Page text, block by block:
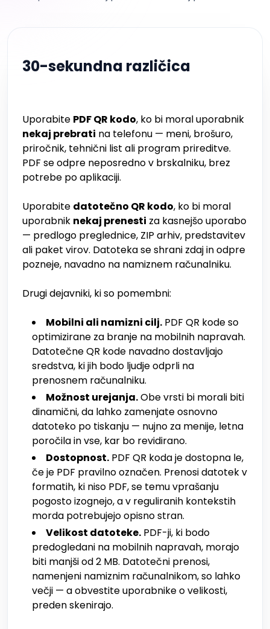
30-sekundna različica
Uporabite PDF QR kodo, ko bi moral uporabnik
nekaj prebrati na telefonu — meni, brošuro,
priročnik, tehnični list ali program prireditve.
PDF se odpre neposredno v brskalniku, brez
potrebe po aplikaciji.
Uporabite datotečno QR kodo, ko bi moral
uporabnik nekaj prenesti za kasnejšo uporabo
— predlogo preglednice, ZIP arhiv, predstavitev
ali paket virov. Datoteka se shrani zdaj in odpre
pozneje, navadno na namiznem računalniku.
Drugi dejavniki, ki so pomembni:
Mobilni ali namizni cilj. PDF QR kode so
optimizirane za branje na mobilnih napravah.
Datotečne QR kode navadno dostavljajo
sredstva, ki jih bodo ljudje odprli na
prenosnem računalniku.
Možnost urejanja.Obe vrsti bi morali biti
dinamični, da lahko zamenjate osnovno
datoteko po tiskanju — nujno za menije, letna
poročila in vse, kar bo revidirano.
Dostopnost. PDF QR koda je dostopna le,
če je PDF pravilno označen. Prenosi datotek v
formatih, ki niso PDF, se temu vprašanju
pogosto izognejo, a v reguliranih kontekstih
morda potrebujejo opisno stran.
Velikost datoteke. PDF-ji, ki bodo
predogledani na mobilnih napravah, morajo
biti manjši od 2 MB. Datotečni prenosi,
namenjeni namiznim računalnikom, so lahko
večji — a obvestite uporabnike o velikosti,
preden skenirajo.